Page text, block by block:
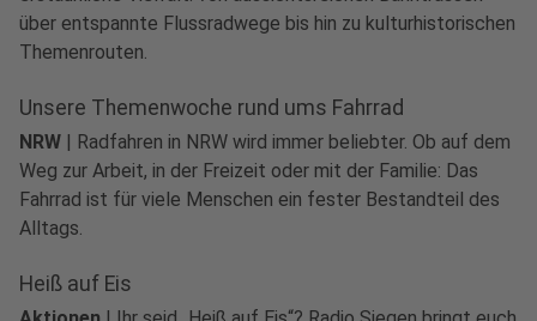
über entspannte Flussradwege bis hin zu kulturhistorischen
Themenrouten.
Unsere Themenwoche rund ums Fahrrad
NRW | Radfahren in NRW wird immer beliebter. Ob auf dem
Weg zur Arbeit, in der Freizeit oder mit der Familie: Das
Fahrrad ist für viele Menschen ein fester Bestandteil des
Alltags.
Heiß auf Eis